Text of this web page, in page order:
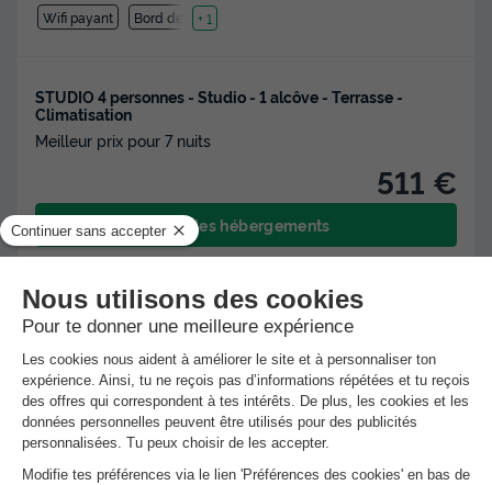
Wifi payant Bord de mer
+ 1
STUDIO 4 personnes - Studio - 1 alcôve - Terrasse -
Climatisation
Meilleur prix pour 7 nuits
511 €
Voir les hébergements